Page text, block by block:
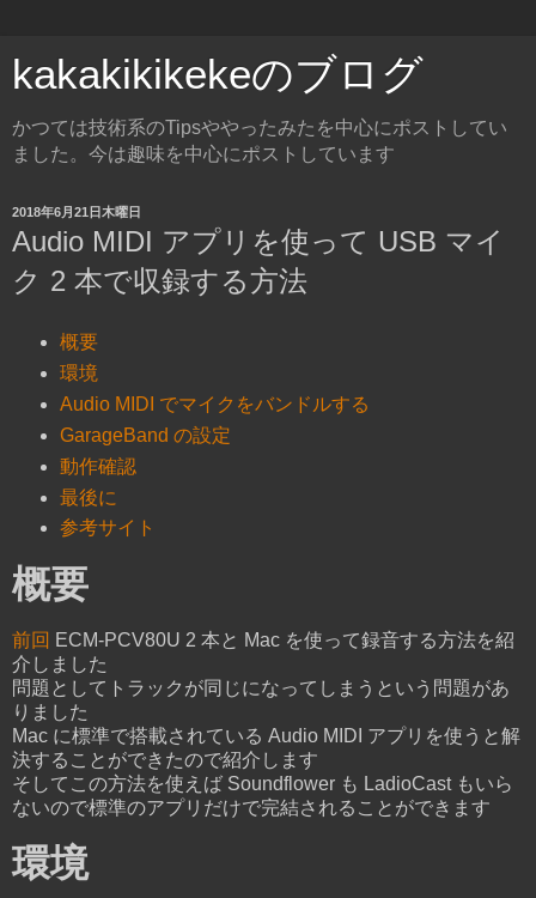
kakakikikekeのブログ
かつては技術系のTipsややったみたを中心にポストしてい
ました。今は趣味を中心にポストしています
2018年6月21日木曜日
Audio MIDI アプリを使って USB マイ
ク 2 本で収録する方法
概要
環境
Audio MIDI でマイクをバンドルする
GarageBand の設定
動作確認
最後に
参考サイト
概要
前回 ECM-PCV80U 2 本と Mac を使って録音する方法を紹
介しました
問題としてトラックが同じになってしまうという問題があ
りました
Mac に標準で搭載されている Audio MIDI アプリを使うと解
決することができたので紹介します
そしてこの方法を使えば Soundflower も LadioCast もいら
ないので標準のアプリだけで完結されることができます
環境